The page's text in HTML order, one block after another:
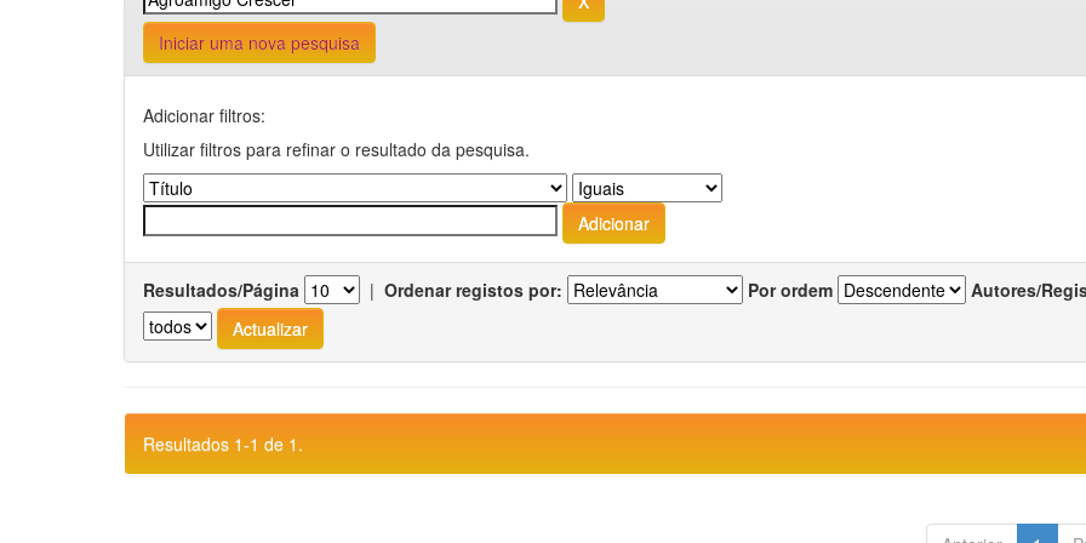
Iniciar uma nova pesquisa
Adicionar filtros:
Utilizar filtros para refinar o resultado da pesquisa.
Resultados/Página | Ordenar registos por: Por ordem Autores/
Resultados 1-1 de 1.